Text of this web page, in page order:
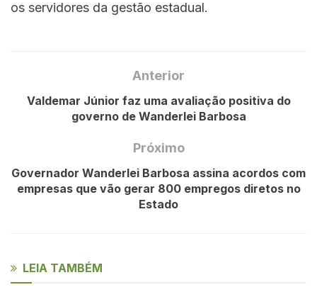
os servidores da gestão estadual.
Anterior
Valdemar Júnior faz uma avaliação positiva do
governo de Wanderlei Barbosa
Próximo
Governador Wanderlei Barbosa assina acordos com
empresas que vão gerar 800 empregos diretos no
Estado
LEIA TAMBÉM